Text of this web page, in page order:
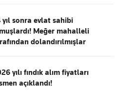
yıl sonra evlat sahibi
Meğer mahalleli
dolandırılmışlar
yılı fındık alım fiyatları
açıklandı!